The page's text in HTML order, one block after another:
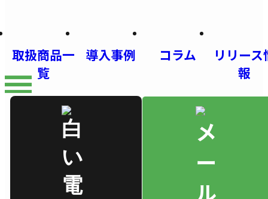
取扱商品一
覧
導入事例 コラム
リリース
報